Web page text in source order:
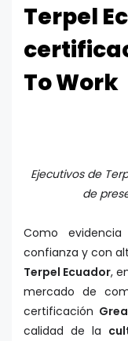
Terpel
To Work
Ejecutivos de
de
Como
confianza y con
Terpel Ecuador,
mercado de
certificación
calidad de la